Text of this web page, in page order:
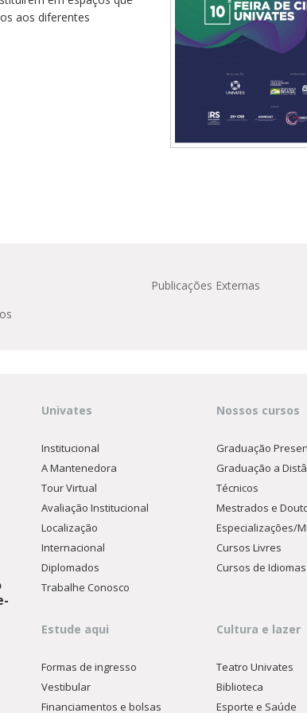
aos diferentes
Publicações Externas
Univates
Institucional
A Mantenedora
Tour Virtual
Avaliação Institucional
Localização
Internacional
Diplomados
Trabalhe Conosco
Nossos cursos
Graduação
Graduação a
Técnicos
Mestrados e
Especializações/
Cursos Livres
Cursos de Idiomas
Estude aqui
Formas de ingresso
Vestibular
Financiamentos e bolsas
Cultura e lazer
Teatro Univates
Biblioteca
Esporte e Saúde